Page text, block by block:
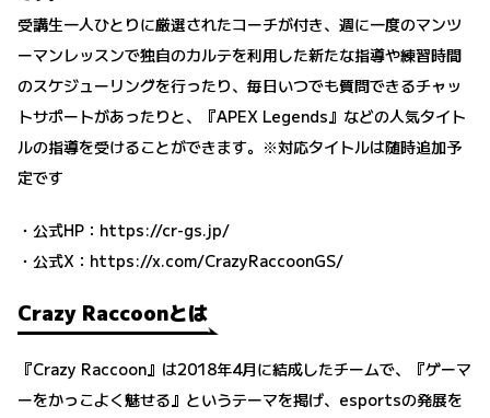
受講生一人ひとりに厳選されたコーチが付き、週に一度のマンツ
ーマンレッスンで独自のカルテを利用した新たな指導や練習時間
のスケジューリングを行ったり、毎日いつでも質問できるチャッ
トサポートがあったりと、『APEX Legends』などの人気タイト
ルの指導を受けることができます。※対応タイトルは随時追加予
定です
・公式HP： https://cr-gs.jp/
・公式X： https://x.com/CrazyRaccoonGS/
Crazy Raccoonとは
『Crazy Raccoon』は2018年4月に結成したチームで、『ゲーマ
ーをかっこよく魅せる』というテーマを掲げ、esportsの発展を